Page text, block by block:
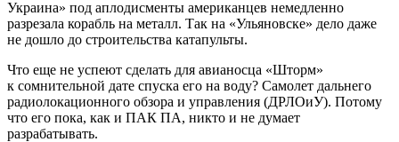
Украина» под аплодисменты американцев немедленно
разрезала корабль на металл. Так на «Ульяновске» дело даже
не дошло до строительства катапульты.
Что еще не успеют сделать для авианосца «Шторм»
к сомнительной дате спуска его на воду? Самолет дальнего
радиолокационного обзора и управления (ДРЛОиУ). Потому
что его пока, как и ПАК ПА, никто и не думает
разрабатывать.